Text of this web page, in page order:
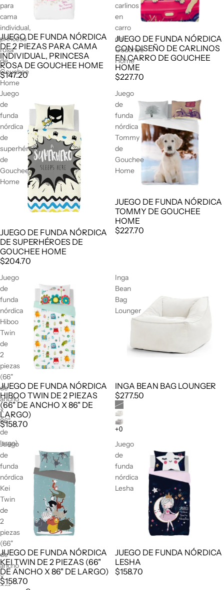
para
cama
individual,
princesa
rosa
de
Gouchee
Home
JUEGO DE FUNDA NÓRDICA
DE 2 PIEZAS PARA CAMA
INDIVIDUAL, PRINCESA
ROSA DE GOUCHEE HOME
$147.20
carlinos
en
carro
de
Gouchee
Home
JUEGO DE FUNDA NÓRDICA
CON DISEÑO DE CARLINOS
EN CARRO DE GOUCHEE
HOME
$227.70
Juego
de
funda
nórdica
de
superhéroes
de
Gouchee
Home
JUEGO DE FUNDA NÓRDICA
DE SUPERHÉROES DE
GOUCHEE HOME
$204.70
Juego
de
funda
nórdica
Tommy
de
Gouchee
Home
JUEGO DE FUNDA NÓRDICA
TOMMY DE GOUCHEE
HOME
$227.70
Juego
de
funda
nórdica
Hiboo
Twin
de
2
piezas
(66"
de
ancho
x
86"
de
largo)
JUEGO DE FUNDA NÓRDICA
HIBOO TWIN DE 2 PIEZAS
(66" DE ANCHO X 86" DE
LARGO)
$158.70
Inga
Bean
Bag
Lounger
INGA BEAN BAG LOUNGER
$277.50
Juego
de
funda
nórdica
Kei
Twin
de
2
piezas
(66"
de
ancho
x
86"
JUEGO DE FUNDA NÓRDICA
KEI TWIN DE 2 PIEZAS (66"
DE ANCHO X 86" DE LARGO)
$158.70
Juego
de
funda
nórdica
Lesha
JUEGO DE FUNDA NÓRDICA
LESHA
$158.70